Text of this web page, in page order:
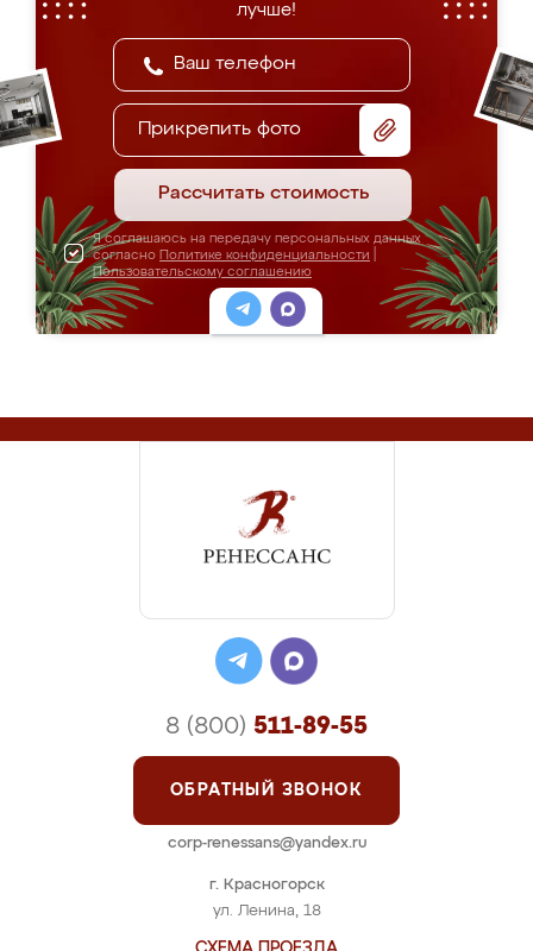
лучше!
Прикрепить фото
Рассчитать стоимость
Я соглашаюсь на передачу персональных данных
согласно Политике конфиденциальности
Пользовательскому соглашению
г. Красногорск
ул. Ленина, 18
8 (800) 511-89-55
ОБРАТНЫЙ ЗВОНОК
corp-renessans@yandex.ru